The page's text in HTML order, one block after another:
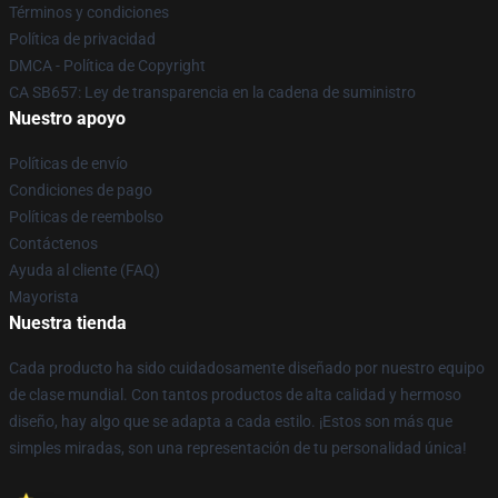
Términos y condiciones
Política de privacidad
DMCA - Política de Copyright
CA SB657: Ley de transparencia en la cadena de suministro
Nuestro apoyo
Políticas de envío
Condiciones de pago
Políticas de reembolso
Contáctenos
Ayuda al cliente (FAQ)
Mayorista
Nuestra tienda
Cada producto ha sido cuidadosamente diseñado por nuestro equipo
de clase mundial. Con tantos productos de alta calidad y hermoso
diseño, hay algo que se adapta a cada estilo. ¡Estos son más que
simples miradas, son una representación de tu personalidad única!